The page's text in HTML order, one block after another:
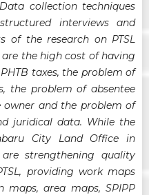
collection techniques
interviews and
of the research on PTSL
the high cost of having
taxes, the problem of
the problem of absentee
and the problem of
juridical data. While the
City Land Office in
strengthening quality
providing work maps
maps, area maps, SPIPP